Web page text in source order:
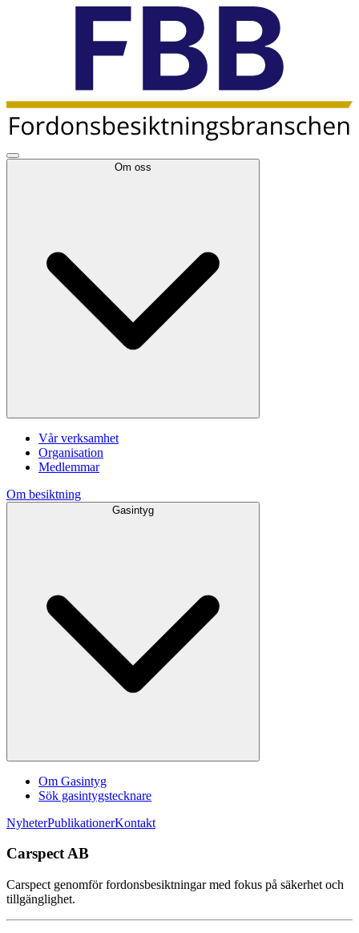
Om oss
Vår verksamhet
Organisation
Medlemmar
Om besiktning
Gasintyg
Om Gasintyg
Sök gasintygstecknare
NyheterPublikationerKontakt
Carspect AB
Carspect genomför fordonsbesiktningar med fokus på säkerhet och
tillgänglighet.